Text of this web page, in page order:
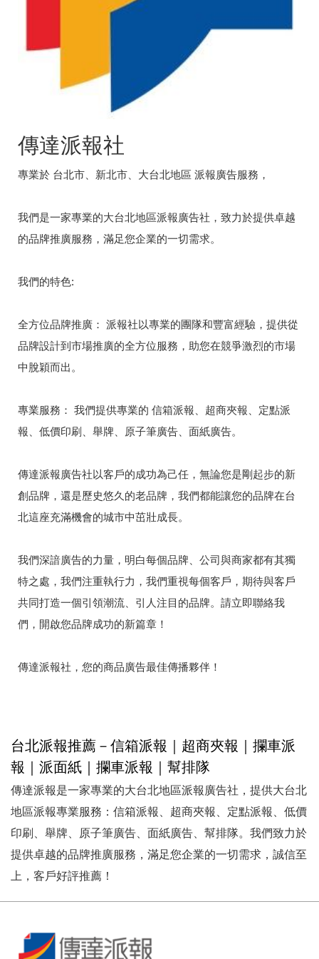
傳達派報社
專業於 台北市、新北市、大台北地區 派報廣告服務，
我們是一家專業的大台北地區派報廣告社，致力於提供卓越
的品牌推廣服務，滿足您企業的一切需求。
我們的特色:
全方位品牌推廣： 派報社以專業的團隊和豐富經驗，提供從
品牌設計到市場推廣的全方位服務，助您在競爭激烈的市場
中脫穎而出。
專業服務： 我們提供專業的 信箱派報、超商夾報、定點派
報、低價印刷、舉牌、原子筆廣告、面紙廣告。
傳達派報廣告社以客戶的成功為己任，無論您是剛起步的新
創品牌，還是歷史悠久的老品牌，我們都能讓您的品牌在台
北這座充滿機會的城市中茁壯成長。
我們深諳廣告的力量，明白每個品牌、公司與商家都有其獨
特之處，我們注重執行力，我們重視每個客戶，期待與客戶
共同打造一個引領潮流、引人注目的品牌。請立即聯絡我
們，開啟您品牌成功的新篇章！
傳達派報社，您的商品廣告最佳傳播夥伴！
台北派報推薦－信箱派報｜超商夾報｜攔車派
報｜派面紙｜攔車派報｜幫排隊
傳達派報是一家專業的大台北地區派報廣告社，提供大台北
地區派報專業服務：信箱派報、超商夾報、定點派報、低價
印刷、舉牌、原子筆廣告、面紙廣告、幫排隊。我們致力於
提供卓越的品牌推廣服務，滿足您企業的一切需求，誠信至
上，客戶好評推薦！